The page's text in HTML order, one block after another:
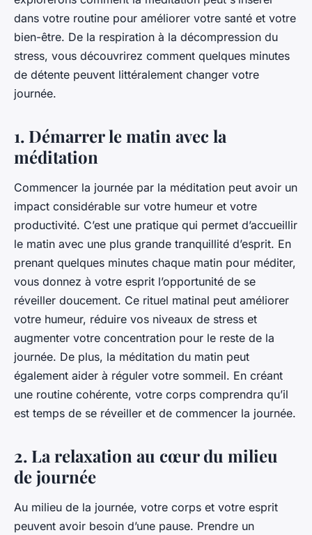
dans votre routine pour améliorer votre santé et votre
bien-être. De la respiration à la décompression du
stress, vous découvrirez comment quelques minutes
de détente peuvent littéralement changer votre
journée.
1. Démarrer le matin avec la
méditation
Commencer la journée par la méditation peut avoir un
impact considérable sur votre humeur et votre
productivité. C’est une pratique qui permet d’accueillir
le matin avec une plus grande tranquillité d’esprit. En
prenant quelques minutes chaque matin pour méditer,
vous donnez à votre esprit l’opportunité de se
réveiller doucement. Ce rituel matinal peut améliorer
votre humeur, réduire vos niveaux de stress et
augmenter votre concentration pour le reste de la
journée. De plus, la méditation du matin peut
également aider à réguler votre sommeil. En créant
une routine cohérente, votre corps comprendra qu’il
est temps de se réveiller et de commencer la journée.
2. La relaxation au cœur du milieu
de journée
Au milieu de la journée, votre corps et votre esprit
peuvent avoir besoin d’une pause. Prendre un